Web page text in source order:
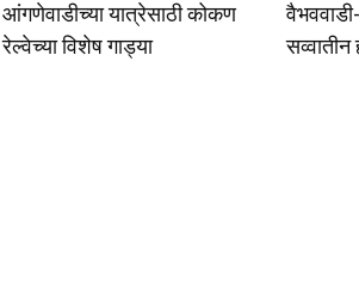
आंगणेवाडीच्या यात्रेसाठी कोकण
रेल्वेच्या विशेष गाड्या